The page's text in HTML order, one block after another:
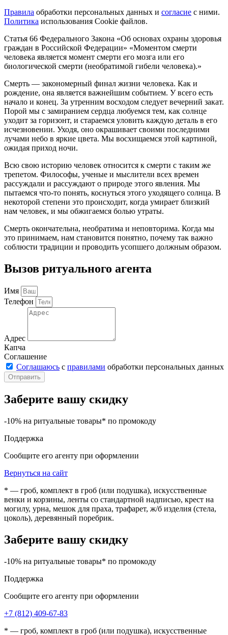
Правила обработки персональных данных и согласие с ними.
Политика использования Cookie файлов.
Статья 66 Федерального Закона «Об основах охраны здоровья
граждан в Российской Федерации» «Моментом смерти
человека является момент смерти его мозга или его
биологической смерти (необратимой гибели человека).»
Смерть — закономерный финал жизни человека. Как и
рождение, она является важнейшим событием. У всего есть
начало и конец. За утренним восходом следует вечерний закат.
Порой мы с замиранием сердца любуемся тем, как солнце
уходит за горизонт, и стараемся уловить каждую деталь в его
исчезновении. Уходя, оно окрашивает своими последними
лучами небо в яркие цвета. Мы восхищаемся этой картиной,
ожидая приход ночи.
Всю свою историю человек относится к смерти с таким же
трепетом. Философы, ученые и мыслители всех времен
рассуждали и рассуждают о природе этого явления. Мы
пытаемся что-то понять, коснуться этого уходящего солнца. В
некоторой степени это происходит, когда умирает близкий
нам человек, и мы обжигаемся болью утраты.
Смерть окончательна, необратима и неповторима. Когда мы
это принимаем, нам становится понятно, почему так важно
соблюсти традиции и проводить усопшего должным образом.
Вызов ритуального агента
Имя
Телефон
Адрес
Капча
Соглашение
Соглашаюсь с правилами обработки персональных данных
Отправить
Заберите вашу скидку
-10% на ритуальные товары* по промокоду
Поддержка
Сообщите его агенту при оформлении
Вернуться на сайт
* — гроб, комплект в гроб (или подушка), искусственные
венки и корзины, ленты со стандартной надписью, крест на
могилу, урна, мешок для праха, трафарет, ж/б изделия (стела,
цоколь), деревянный поребрик.
Заберите вашу скидку
-10% на ритуальные товары* по промокоду
Поддержка
Сообщите его агенту при оформлении
+7 (812) 409-67-83
* — гроб, комплект в гроб (или подушка), искусственные